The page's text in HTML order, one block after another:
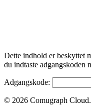
Dette indhold er beskyttet
du indtaste adgangskoden
Adgangskode:
© 2026 Comugraph